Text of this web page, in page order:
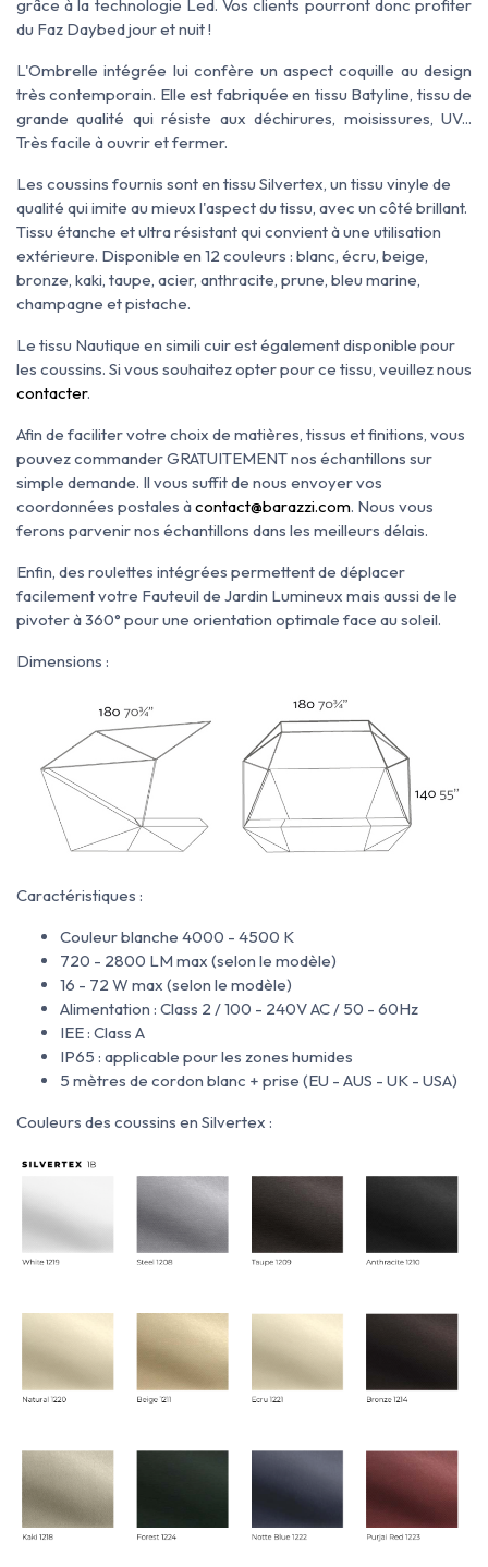
grâce à la technologie Led. Vos clients pourront donc profiter
du Faz Daybed jour et nuit !
L'Ombrelle intégrée lui confère un aspect coquille au design
très contemporain. Elle est fabriquéeen tissu Batyline, tissu de
grande qualité qui résiste aux déchirures, moisissures, UV...
Très facile àouvrir et fermer.
Les coussins fournis sont en tissu Silvertex, un tissu vinyle de
qualité qui imite au mieux l'aspect du tissu, avec un côté brillant.
Tissu étanche et ultra résistant qui convient à une utilisation
extérieure. Disponible en 12 couleurs : blanc, écru, beige,
bronze, kaki, taupe, acier, anthracite, prune, bleu marine,
champagne et pistache.
Le tissu Nautique en simili cuir est également disponible pour
les coussins. Si vous souhaitez opter pour ce tissu, veuillez nous
contacter.
Afin de faciliter votre choix de matières, tissus et finitions, vous
pouvez commander GRATUITEMENT nos échantillons sur
simple demande. Il vous suffit de nous envoyer vos
coordonnées postales àcontact@barazzi.com. Nous vous
ferons parvenir nos échantillons dans les meilleurs délais.
Enfin, des roulettes intégrées permettent de déplacer
facilement votre Fauteuil de Jardin Lumineux mais aussi de le
pivoter à 360° pour une orientation optimale face au soleil.
Dimensions :
Caractéristiques :
Couleur blanche 4000 - 4500 K
720 - 2800 LM max (selon le modèle)
16 - 72 W max (selon le modèle)
Alimentation : Class 2 / 100 - 240V AC / 50 - 60Hz
IEE : Class A
IP65 : applicable pour les zones humides
5 mètres de cordon blanc + prise (EU - AUS - UK - USA)
Couleurs des coussins en Silvertex :